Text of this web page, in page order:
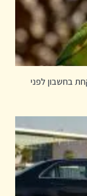
בחשבון לפני